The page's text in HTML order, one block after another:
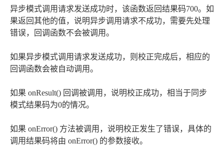
异步模式调用请求发送成功时，该函数返回结果码700。如
果返回其他的值，说明异步调用请求不成功，需要先处理
错误，回调函数不会被调用。
如果异步模式调用请求发送成功，则校正完成后，相应的
回调函数会被自动调用。
如果 onResult() 回调被调用，说明校正成功，相当于同步
模式结果码为0的情况。
如果 onError() 方法被调用，说明校正发生了错误，具体的
调用结果码将由 onError() 的参数接收。